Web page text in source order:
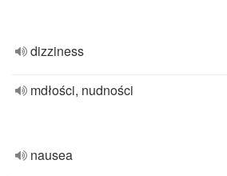
dizziness
mdłości, nudności
nausea